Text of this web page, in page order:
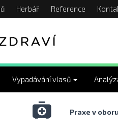
Herbář Reference
Vypadávání vlasů
Praxe v